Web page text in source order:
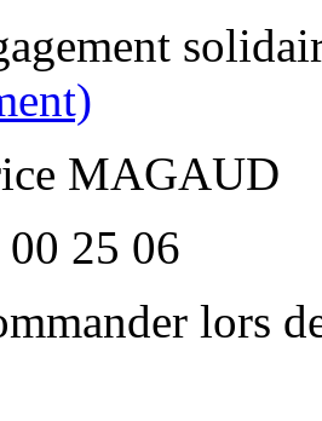
MAGAUD
25 06
lors